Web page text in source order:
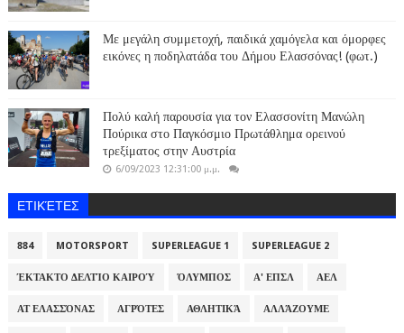
Με μεγάλη συμμετοχή, παιδικά χαμόγελα και όμορφες
εικόνες η ποδηλατάδα του Δήμου Ελασσόνας! (φωτ.)
Πολύ καλή παρουσία για τον Ελασσονίτη Μανώλη
Πούρικα στο Παγκόσμιο Πρωτάθλημα ορεινού
τρεξίματος στην Αυστρία
6/09/2023 12:31:00 μ.μ.
ΕΤΙΚΈΤΕΣ
884 MOTORSPORT SUPERLEAGUE 1 SUPERLEAGUE 2
ΈΚΤΑΚΤΟ ΔΕΛΤΊΟ ΚΑΙΡΟΎ ΌΛΥΜΠΟΣ Α' ΕΠΣΛ ΑΕΛ
ΑΤ ΕΛΑΣΣΌΝΑΣ ΑΓΡΌΤΕΣ ΑΘΛΗΤΙΚΆ ΑΛΛΆΖΟΥΜΕ